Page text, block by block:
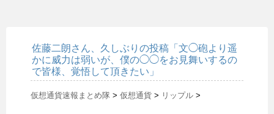
佐藤二朗さん、久しぶりの投稿「文◯砲より遥
かに威力は弱いが、僕の◯◯をお見舞いするの
で皆様、覚悟して頂きたい」
仮想通貨速報まとめ隊 > 仮想通貨 > リップル >